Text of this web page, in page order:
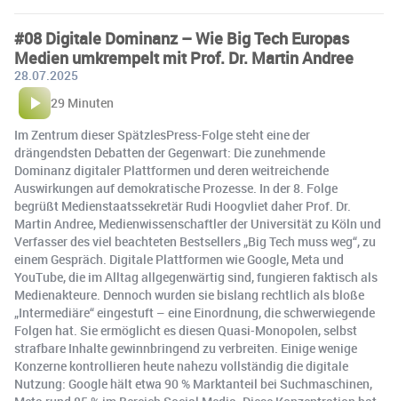
#08 Digitale Dominanz – Wie Big Tech Europas
Medien umkrempelt mit Prof. Dr. Martin Andree
28.07.2025
29 Minuten
Im Zentrum dieser SpätzlesPress-Folge steht eine der
drängendsten Debatten der Gegenwart: Die zunehmende
Dominanz digitaler Plattformen und deren weitreichende
Auswirkungen auf demokratische Prozesse. In der 8. Folge
begrüßt Medienstaatssekretär Rudi Hoogvliet daher Prof. Dr.
Martin Andree, Medienwissenschaftler der Universität zu Köln und
Verfasser des viel beachteten Bestsellers „Big Tech muss weg“, zu
einem Gespräch. Digitale Plattformen wie Google, Meta und
YouTube, die im Alltag allgegenwärtig sind, fungieren faktisch als
Medienakteure. Dennoch wurden sie bislang rechtlich als bloße
„Intermediäre“ eingestuft – eine Einordnung, die schwerwiegende
Folgen hat. Sie ermöglicht es diesen Quasi-Monopolen, selbst
strafbare Inhalte gewinnbringend zu verbreiten. Einige wenige
Konzerne kontrollieren heute nahezu vollständig die digitale
Nutzung: Google hält etwa 90 % Marktanteil bei Suchmaschinen,